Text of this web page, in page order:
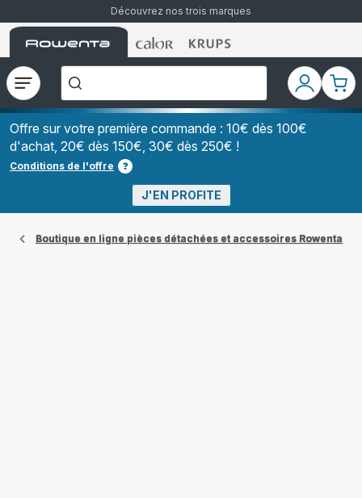
Découvrez nos trois marques
Accueil
Rowenta
Accueil
Rowenta
Accueil
Rowenta
Ouvrir
le
menu
recherchez-
vous
?","Aspirateurs
à
Grains","Centrales
Vapeurs","Sèche
Cheveux"]
Mon
compte
Mon
Offre sur votre première commande : 10€ dès 100€
d'achat, 20€ dès 150€, 30€ dès 250€ !
Conditions de l'offre
J'EN PROFITE
Boutique en ligne pièces détachées et accessoires Rowenta